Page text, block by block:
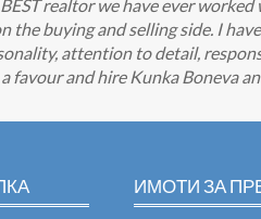
realtor we have ever
the buying and selling side. I
attention to detail,
favour and hire Kunka Boneva
ИМОТИ ЗА